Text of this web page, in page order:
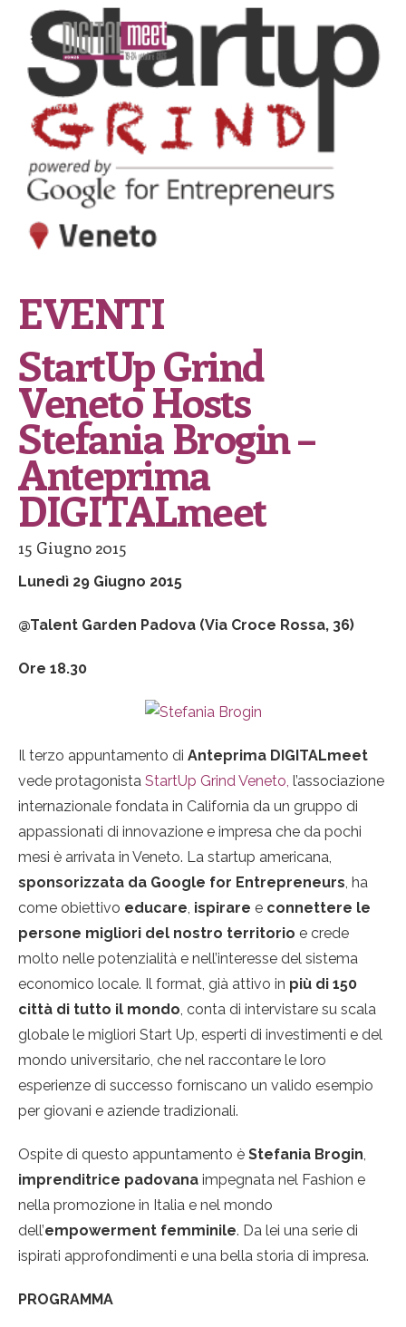
EVENTI
StartUp Grind
Veneto Hosts
Stefania Brogin –
Anteprima
DIGITALmeet
15 Giugno 2015
Lunedì 29 Giugno 2015
@Talent Garden Padova (Via Croce Rossa, 36)
Ore 18.30
Il terzo appuntamento di Anteprima DIGITALmeet
vede protagonista StartUp Grind Veneto, l’associazione
internazionale fondata in California da un gruppo di
appassionati di innovazione e impresa che da pochi
mesi è arrivata in Veneto. La startup americana,
sponsorizzata da Google for Entrepreneurs, ha
come obiettivo educare, ispirare e connettere le
persone migliori del nostro territorio e crede
molto nelle potenzialità e nell’interesse del sistema
economico locale. Il format, già attivo in più di 150
città di tutto il mondo, conta di intervistare su scala
globale le migliori Start Up, esperti di investimenti e del
mondo universitario, che nel raccontare le loro
esperienze di successo forniscano un valido esempio
per giovani e aziende tradizionali.
Ospite di questo appuntamento è Stefania Brogin,
imprenditrice padovana impegnata nel Fashion e
nella promozione in Italia e nel mondo
dell’empowerment femminile. Da lei una serie di
ispirati approfondimenti e una bella storia di impresa.
PROGRAMMA